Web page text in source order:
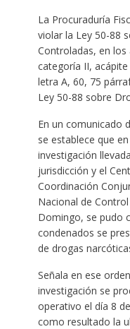
La Procuraduría
violar la Ley 50-88
Controladas, en
categoría II,
letra A, 60, 75
Ley 50-88 sobre
En un comunicado
se establece que
investigación
jurisdicción y el
Coordinación
Nacional de
Domingo, se pudo
condenados se
de drogas
Señala en ese
investigación se
operativo el día 8
como resultado la